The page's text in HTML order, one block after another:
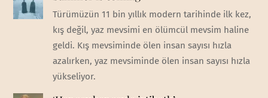
Türümüzün 11 bin yıllık modern tarihinde ilk kez,
kış değil, yaz mevsimi en ölümcül mevsim haline
geldi. Kış mevsiminde ölen insan sayısı hızla
azalırken, yaz mevsiminde ölen insan sayısı hızla
yükseliyor.